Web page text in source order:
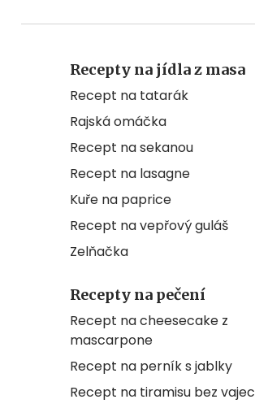
Recepty na jídla z masa
Recept na tatarák
Rajská omáčka
Recept na sekanou
Recept na lasagne
Kuře na paprice
Recept na vepřový guláš
Zelňačka
Recepty na pečení
Recept na cheesecake z
mascarpone
Recept na perník s jablky
Recept na tiramisu bez vajec